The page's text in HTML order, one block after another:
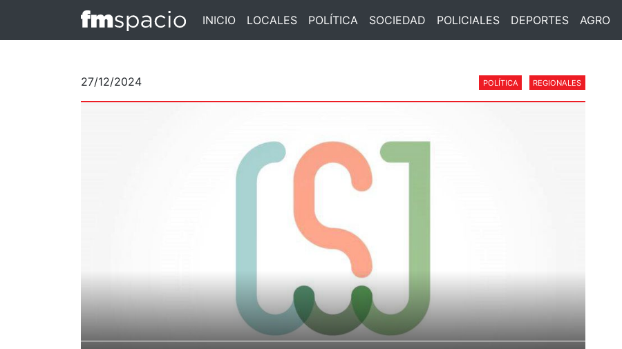
INICIO LOCALES POLÍTICA SOCIEDAD POLICIALES DEPORTES AGRO
27/12/2024 POLÍTICA REGIONALES